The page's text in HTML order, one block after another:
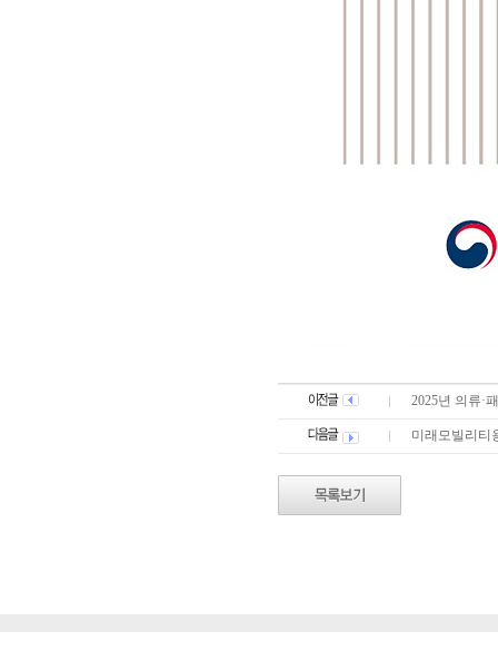
2025년 의류·
미래모빌리티